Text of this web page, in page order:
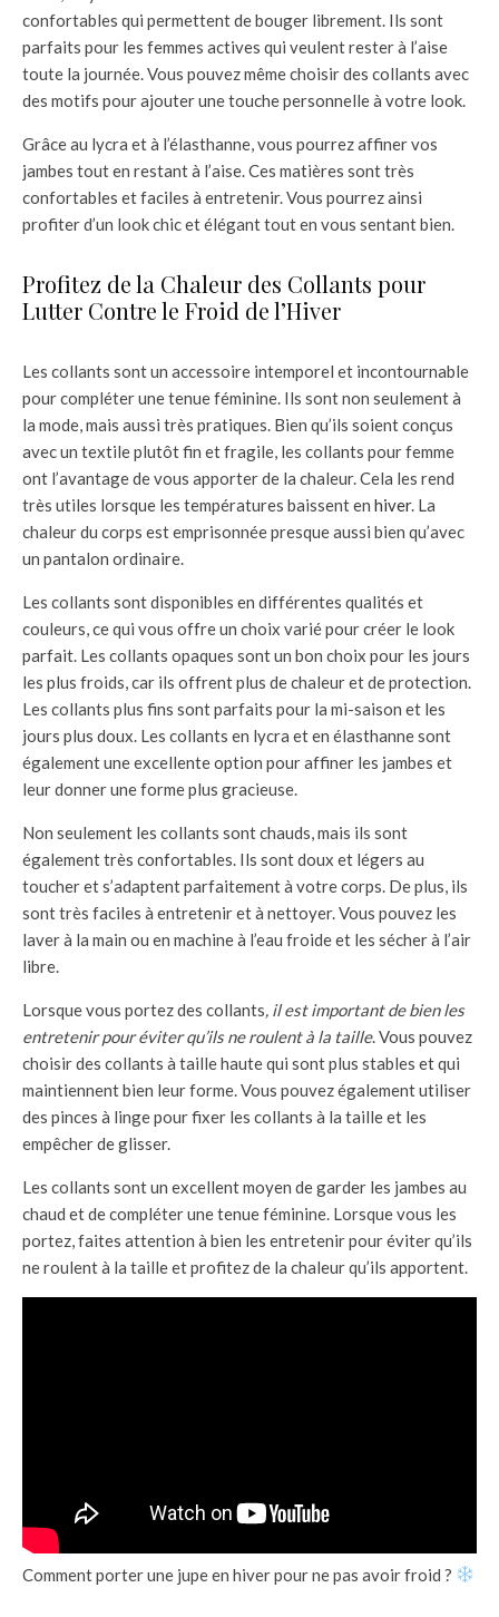
confortables qui permettent de bouger librement. Ils sont
parfaits pour les femmes actives qui veulent rester à l’aise
toute la journée. Vous pouvez même choisir des collants avec
des motifs pour ajouter une touche personnelle à votre look.
Grâce au lycra et à l’élasthanne, vous pourrez affiner vos
jambes tout en restant à l’aise. Ces matières sont très
confortables et faciles à entretenir. Vous pourrez ainsi
profiter d’un look chic et élégant tout en vous sentant bien.
Profitez de la Chaleur des Collants pour
Lutter Contre le Froid de l’Hiver
Les collants sont un accessoire intemporel et incontournable
pour compléter une tenue féminine. Ils sont non seulement à
la mode, mais aussi très pratiques. Bien qu’ils soient conçus
avec un textile plutôt fin et fragile, les collants pour femme
ont l’avantage de vous apporter de la chaleur. Cela les rend
très utiles lorsque les températures baissent en hiver. La
chaleur du corps est emprisonnée presque aussi bien qu’avec
un pantalon ordinaire.
Les collants sont disponibles en différentes qualités et
couleurs, ce qui vous offre un choix varié pour créer le look
parfait. Les collants opaques sont un bon choix pour les jours
les plus froids, car ils offrent plus de chaleur et de protection.
Les collants plus fins sont parfaits pour la mi-saison et les
jours plus doux. Les collants en lycra et en élasthanne sont
également une excellente option pour affiner les jambes et
leur donner une forme plus gracieuse.
Non seulement les collants sont chauds, mais ils sont
également très confortables. Ils sont doux et légers au
toucher et s’adaptent parfaitement à votre corps. De plus, ils
sont très faciles à entretenir et à nettoyer. Vous pouvez les
laver à la main ou en machine à l’eau froide et les sécher à l’air
libre.
Lorsque vous portez des collants , il est important de bien les
entretenir pour éviter qu’ils ne roulent à la taille. Vous pouvez
choisir des collants à taille haute qui sont plus stables et qui
maintiennent bien leur forme. Vous pouvez également utiliser
des pinces à linge pour fixer les collants à la taille et les
empêcher de glisser.
Les collants sont un excellent moyen de garder les jambes au
chaud et de compléter une tenue féminine. Lorsque vous les
portez, faites attention à bien les entretenir pour éviter qu’ils
ne roulent à la taille et profitez de la chaleur qu’ils apportent.
Comment porter une jupe en hiver pour ne pas avoir froid ?